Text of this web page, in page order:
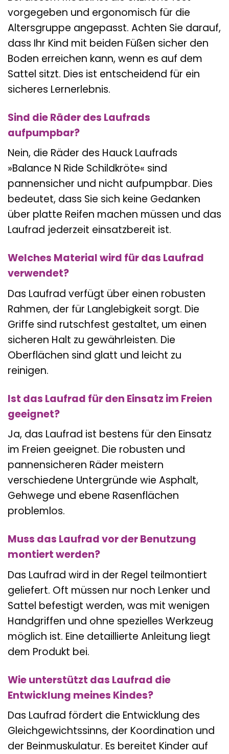
vorgegeben und ergonomisch für die
Altersgruppe angepasst. Achten Sie darauf,
dass Ihr Kind mit beiden Füßen sicher den
Boden erreichen kann, wenn es auf dem
Sattel sitzt. Dies ist entscheidend für ein
sicheres Lernerlebnis.
Sind die Räder des Laufrads
aufpumpbar?
Nein, die Räder des Hauck Laufrads
»Balance N Ride Schildkröte« sind
pannensicher und nicht aufpumpbar. Dies
bedeutet, dass Sie sich keine Gedanken
über platte Reifen machen müssen und das
Laufrad jederzeit einsatzbereit ist.
Welches Material wird für das Laufrad
verwendet?
Das Laufrad verfügt über einen robusten
Rahmen, der für Langlebigkeit sorgt. Die
Griffe sind rutschfest gestaltet, um einen
sicheren Halt zu gewährleisten. Die
Oberflächen sind glatt und leicht zu
reinigen.
Ist das Laufrad für den Einsatz im Freien
geeignet?
Ja, das Laufrad ist bestens für den Einsatz
im Freien geeignet. Die robusten und
pannensicheren Räder meistern
verschiedene Untergründe wie Asphalt,
Gehwege und ebene Rasenflächen
problemlos.
Muss das Laufrad vor der Benutzung
montiert werden?
Das Laufrad wird in der Regel teilmontiert
geliefert. Oft müssen nur noch Lenker und
Sattel befestigt werden, was mit wenigen
Handgriffen und ohne spezielles Werkzeug
möglich ist. Eine detaillierte Anleitung liegt
dem Produkt bei.
Wie unterstützt das Laufrad die
Entwicklung meines Kindes?
Das Laufrad fördert die Entwicklung des
Gleichgewichtssinns, der Koordination und
der Beinmuskulatur. Es bereitet Kinder auf